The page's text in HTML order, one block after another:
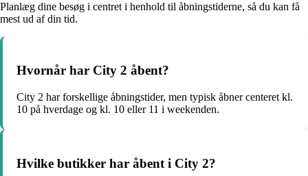
Planlæg dine besøg i centret i henhold til åbningstiderne, så du kan få
mest ud af din tid.
Hvornår har City 2 åbent?
City 2 har forskellige åbningstider, men typisk åbner centeret kl.
10 på hverdage og kl. 10 eller 11 i weekenden.
Hvilke butikker har åbent i City 2?